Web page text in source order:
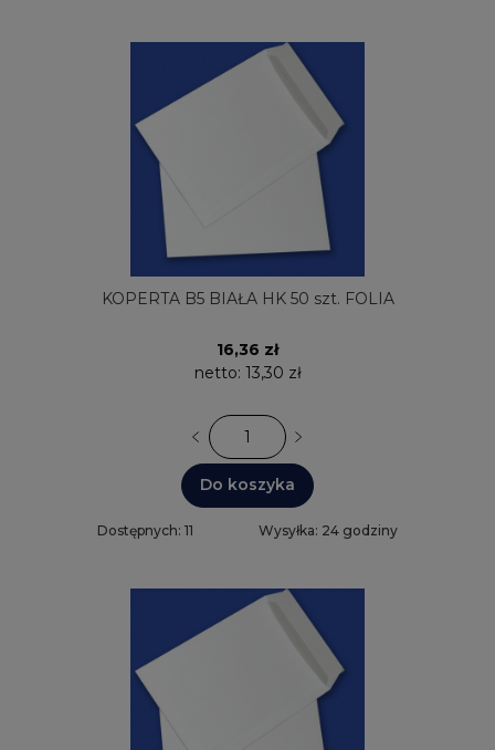
KOPERTA B5 BIAŁA HK 50 szt. FOLIA
16,36 zł
netto: 13,30 zł
Do koszyka
Dostępnych: 11 Wysyłka: 24 godziny